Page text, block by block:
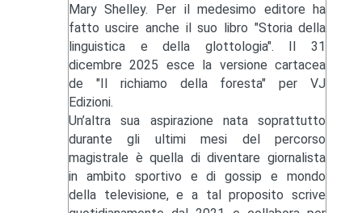
Mary Shelley. Per il medesimo editore ha
fatto uscire anche il suo libro "Storia della
linguistica e della glottologia". Il 31
dicembre 2025 esce la versione cartacea
de "Il richiamo della foresta" per VJ
Edizioni.
Un’altra sua aspirazione nata soprattutto
durante gli ultimi mesi del percorso
magistrale è quella di diventare giornalista
in ambito sportivo e di gossip e mondo
della televisione, e a tal proposito scrive